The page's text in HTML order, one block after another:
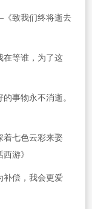
致我们终将逝去
在等谁，为了这
事物永不消逝。
着七色云彩来娶
游》
补偿，我会更爱